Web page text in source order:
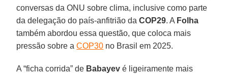
conversas da ONU sobre clima, inclusive como parte
da delegação do país-anfitrião daCOP29. A Folha
também abordou essa questão, que coloca mais
pressão sobre aCOP30 no Brasil em 2025.
A “ficha corrida” de Babayev é ligeiramente mais